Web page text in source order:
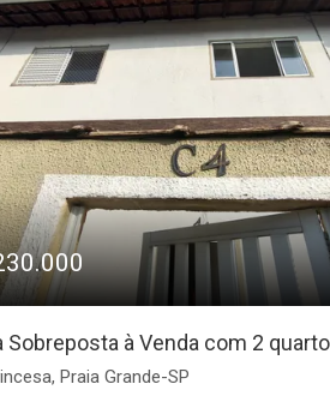
Sobreposta à Venda com 2
Praia Grande-SP